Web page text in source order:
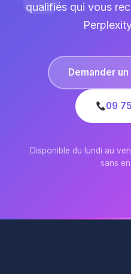
qualifiés qui vous
Demander
09
Disponible du lundi au
sans